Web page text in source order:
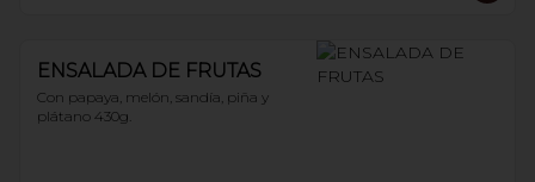
ENSALADA DE FRUTAS
Con papaya, melón, sandía, piña y
plátano 430g.